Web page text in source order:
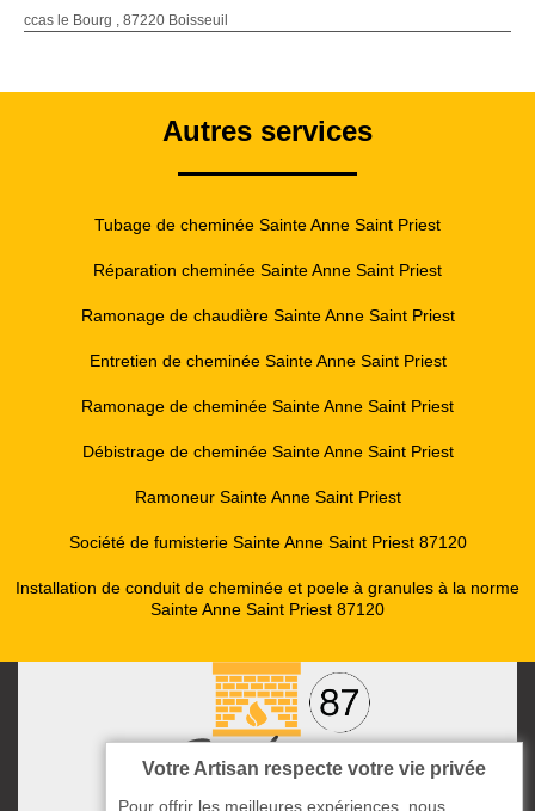
ccas le Bourg , 87220 Boisseuil
Autres services
Tubage de cheminée Sainte Anne Saint Priest
Réparation cheminée Sainte Anne Saint Priest
Ramonage de chaudière Sainte Anne Saint Priest
Entretien de cheminée Sainte Anne Saint Priest
Ramonage de cheminée Sainte Anne Saint Priest
Débistrage de cheminée Sainte Anne Saint Priest
Ramoneur Sainte Anne Saint Priest
Société de fumisterie Sainte Anne Saint Priest 87120
Installation de conduit de cheminée et poele à granules à la norme
Sainte Anne Saint Priest 87120
Votre Artisan respecte votre vie privée
Pour offrir les meilleures expériences, nous